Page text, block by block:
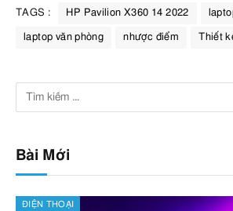
TAGS : HP Pavilion X360 14 2022
laptop văn phòng nhược điểm Thiết
Bài Mới
ĐIỆN THOẠI